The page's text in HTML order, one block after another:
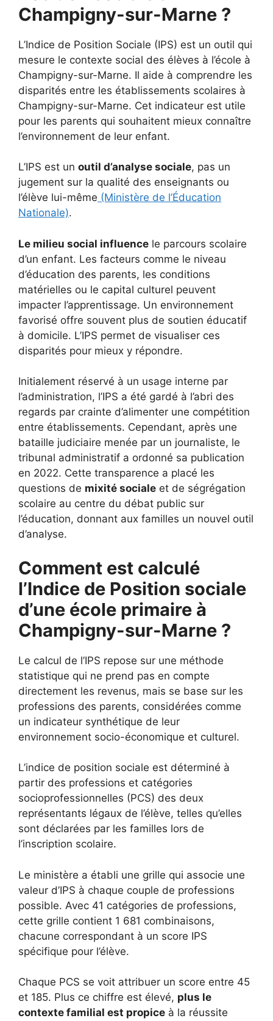
Champigny-sur-Marne ?
L’Indice de Position Sociale (IPS) est un outil qui
mesure le contexte social des élèves à l’école à
Champigny-sur-Marne. Il aide à comprendre les
disparités entre les établissements scolaires à
Champigny-sur-Marne. Cet indicateur est utile
pour les parents qui souhaitent mieux connaître
l’environnement de leur enfant.
L’IPS est un outil d’analyse sociale, pas un
jugement sur la qualité des enseignants ou
l’élève lui-même (Ministère de l’Éducation
Nationale).
Le milieu social influence le parcours scolaire
d’un enfant. Les facteurs comme le niveau
d’éducation des parents, les conditions
matérielles ou le capital culturel peuvent
impacter l’apprentissage. Un environnement
favorisé offre souvent plus de soutien éducatif
à domicile. L’IPS permet de visualiser ces
disparités pour mieux y répondre.
Initialement réservé à un usage interne par
l’administration, l’IPS a été gardé à l’abri des
regards par crainte d’alimenter une compétition
entre établissements. Cependant, après une
bataille judiciaire menée par un journaliste, le
tribunal administratif a ordonné sa publication
en 2022. Cette transparence a placé les
questions de mixité sociale et de ségrégation
scolaire au centre du débat public sur
l’éducation, donnant aux familles un nouvel outil
d’analyse.
Comment est calculé
l’Indice de Position sociale
d’une école primaire à
Champigny-sur-Marne ?
Le calcul de l’IPS repose sur une méthode
statistique qui ne prend pas en compte
directement les revenus, mais se base sur les
professions des parents, considérées comme
un indicateur synthétique de leur
environnement socio-économique et culturel.
L’indice de position sociale est déterminé à
partir des professions et catégories
socioprofessionnelles (PCS) des deux
représentants légaux de l’élève, telles qu’elles
sont déclarées par les familles lors de
l’inscription scolaire.
Le ministère a établi une grille qui associe une
valeur d’IPS à chaque couple de professions
possible. Avec 41 catégories de professions,
cette grille contient 1 681 combinaisons,
chacune correspondant à un score IPS
spécifique pour l’élève.
Chaque PCS se voit attribuer un score entre 45
et 185. Plus ce chiffre est élevé, plus le
contexte familial est propice à la réussite